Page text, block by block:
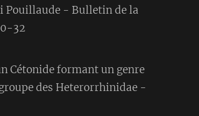
Pouillaude - Bulletin de la
32
Cétonide formant un genre
des Heterorrhinidae -